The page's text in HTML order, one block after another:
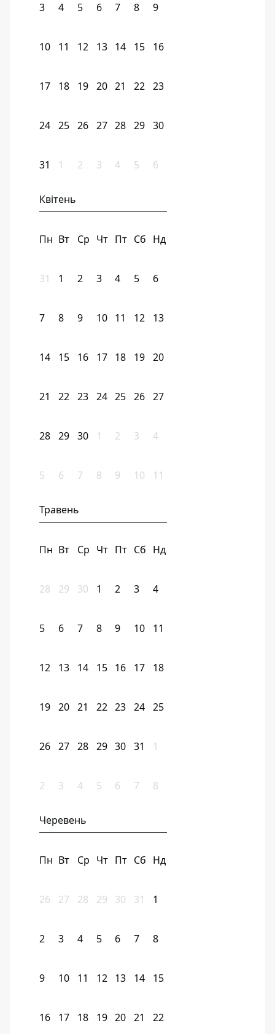
3 4 5 6 7 8 9
10 11 12 13 14 15 16
17 18 19 20 21 22 23
24 25 26 27 28 29 30
31 1 2 3 4 5 6
Квітень
Пн Вт Ср Чт Пт Сб Нд
31 1 2 3 4 5 6
7 8 9 10 11 12 13
14 15 16 17 18 19 20
21 22 23 24 25 26 27
28 29 30 1 2 3 4
5 6 7 8 9 10 11
Травень
Пн Вт Ср Чт Пт Сб Нд
28 29 30 1 2 3 4
5 6 7 8 9 10 11
12 13 14 15 16 17 18
19 20 21 22 23 24 25
26 27 28 29 30 31 1
2 3 4 5 6 7 8
Черевень
Пн Вт Ср Чт Пт Сб Нд
26 27 28 29 30 31 1
2 3 4 5 6 7 8
9 10 11 12 13 14 15
16 17 18 19 20 21 22